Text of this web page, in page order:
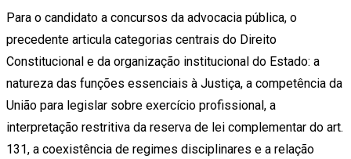
Para o candidato a concursos da advocacia pública, o
precedente articula categorias centrais do Direito
Constitucional e da organização institucional do Estado: a
natureza das funções essenciais à Justiça, a competência da
União para legislar sobre exercício profissional, a
interpretação restritiva da reserva de lei complementar do art.
131, a coexistência de regimes disciplinares e a relação